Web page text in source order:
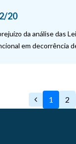
20
da análise das
em decorrência
1 2